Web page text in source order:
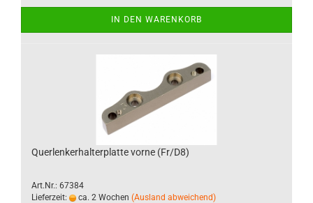
IN DEN WARENKORB
Querlenkerhalterplatte vorne (Fr/D8)
Art.Nr.: 67384
Lieferzeit:
ca. 2 Wochen (Ausland abweichend)